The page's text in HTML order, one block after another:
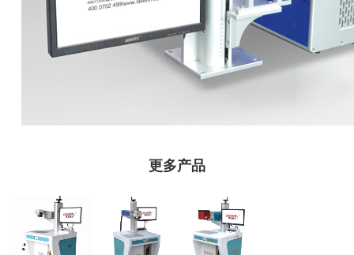
更多产品
紫外激光打标机 光纤激光打标机 CO2激光打标机